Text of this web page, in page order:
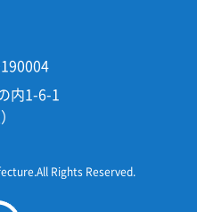
内1-6-1
Rights Reserved.